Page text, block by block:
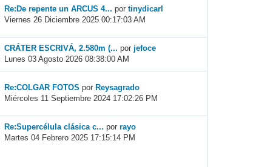
Re:De repente un ARCUS 4... portinydicarl
Viernes 26 Diciembre 2025 00:17:03 AM
CRÁTER ESCRIVÁ, 2.580m (... por jefoce
Lunes 03 Agosto 2026 08:38:00 AM
Re:COLGAR FOTOS por Reysagrado
Miércoles 11 Septiembre 2024 17:02:26 PM
Re:Supercélula clásica c... porrayo
Martes 04 Febrero 2025 17:15:14 PM